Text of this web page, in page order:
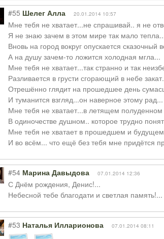
#55 Шелег Алла 20.01.2014 10:57
Мне тебя не хватает...не спрашивай.. я не
Я не знаю зачем в этом мире так мало
Вновь на город вокруг опускается сказочный
А на душу зачем-то ложится холодная мгла...
Мне тебя не хватает...так странно и так
Разливается в грусти сгорающий в небе
Отрешённо глядит на прошедшее день
И туманится взгляд...он наверное этому рад...
Мне тебя не хватает...в летящем полуденном
В одиночестве душном.. которое трудно
Мне тебя не хватает в прошедшем и
И во всём... что ещё без тебя мне придётся
#54 Марина Давыдова 07.01.2014 12:36
С Днём рождения, Денис!...
Небесной тебе благодати и светлая память!...
#53 Наталья Илларионова 07.01.2014 08:11